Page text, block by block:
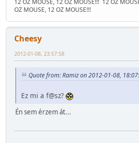
12 OZ MOUSE, 12 OZ MOUSE!!! 12 OZ
OZ MOUSE, 12 OZ MOUSE!!!
Cheesy
2012-01-08, 23:57:58
Quote from: Ramiz on 2012-01-08,
Ez mi a f@sz?
Én sem érzem át...